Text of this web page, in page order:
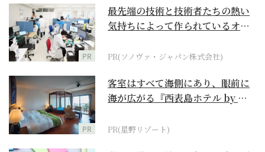
PR
最先端の技術と技術者たちの熱い
気持ちによって作られているオー
PR(ソノヴァ・ジャパン株式会社)
PR
客室はすべて海側にあり、眼前に
海が広がる『西表島ホテル by 星
PR(星野リゾート)